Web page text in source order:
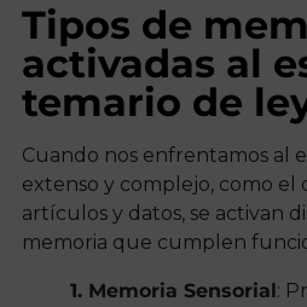
Tipos de
activadas al
temario de
Cuando nos enfrentamos al
extenso y complejo, como el
artículos y datos, se activan
memoria que cumplen
1. Memoria Sensorial :